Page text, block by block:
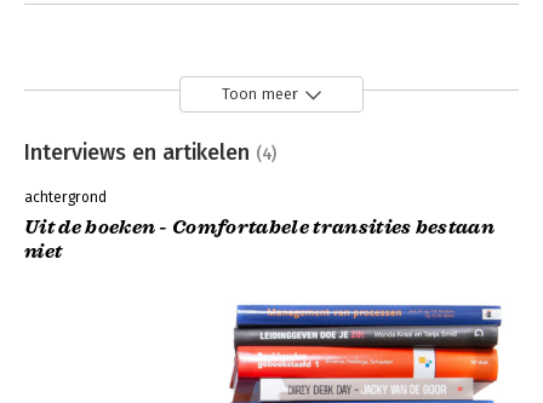
Toon meer
Interviews en artikelen (4)
achtergrond
Uit de boeken - Comfortabele transities bestaan
niet